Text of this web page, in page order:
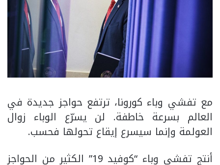
مع تفشي وباء كورونا، ترتفع حواجز جديدة في
العالم بسرعة خاطفة. لن يسرّع الوباء زوال
العولمة وإنما سيسرع إيقاع تحولها فحسب.
أنتج تفشي وباء “كوفيد 19” الكثير من الحواجز